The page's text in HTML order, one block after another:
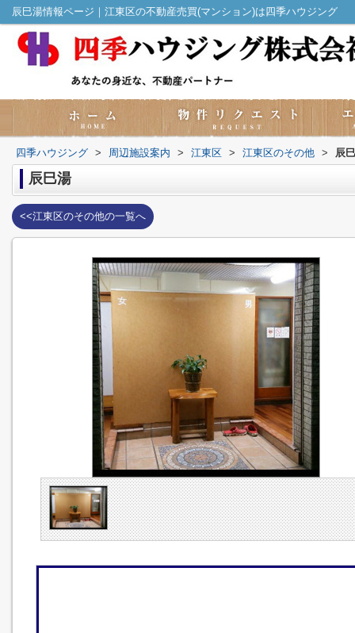
辰巳湯情報ページ｜江東区の不動産売買(マンション)は四季ハウジング
四季ハウジング > 周辺施設案内 > 江東区 > 江東区のその他 > 辰
辰巳湯
<<江東区のその他の一覧へ